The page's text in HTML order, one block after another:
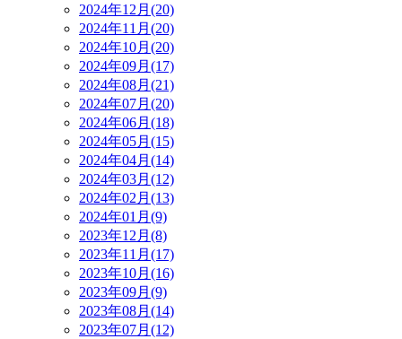
2024年12月(20)
2024年11月(20)
2024年10月(20)
2024年09月(17)
2024年08月(21)
2024年07月(20)
2024年06月(18)
2024年05月(15)
2024年04月(14)
2024年03月(12)
2024年02月(13)
2024年01月(9)
2023年12月(8)
2023年11月(17)
2023年10月(16)
2023年09月(9)
2023年08月(14)
2023年07月(12)